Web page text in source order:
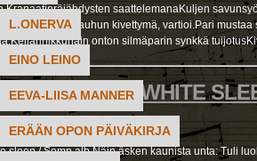
L.ONERVA
EINO LEINO
EEVA-LIISA MANNER
ERÄÄN OPON PÄIVÄKIRJA
saattelemanaKuljen
luuranko,Kauhun kivettymä, vartioi.Pari
onton silmäparin synkkä
VALKEA UNI / WHITE
sleep / Somn alb Näin äsken kaunista unta: Tuli